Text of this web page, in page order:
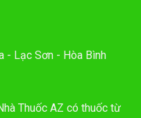
- Lạc Sơn - Hòa Bình
Thuốc AZ có thuốc từ